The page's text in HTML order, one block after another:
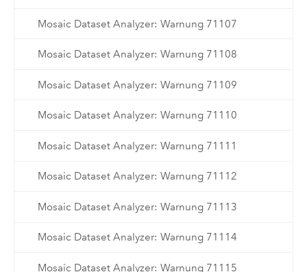
Mosaic Dataset Analyzer: Warnung 71107
Mosaic Dataset Analyzer: Warnung 71108
Mosaic Dataset Analyzer: Warnung 71109
Mosaic Dataset Analyzer: Warnung 71110
Mosaic Dataset Analyzer: Warnung 71111
Mosaic Dataset Analyzer: Warnung 71112
Mosaic Dataset Analyzer: Warnung 71113
Mosaic Dataset Analyzer: Warnung 71114
Mosaic Dataset Analyzer: Warnung 71115